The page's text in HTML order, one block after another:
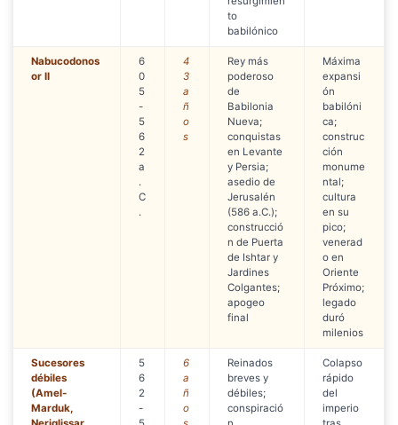
to
babilónico
Nabucodonos
or II
6
0
5
-
5
6
2
a
.
C
.
4
3
a
ñ
o
s
Rey más
poderoso
de
Babilonia
Nueva;
conquistas
en Levante
y Persia;
asedio de
Jerusalén
(586 a.C.);
construcció
n de Puerta
de Ishtar y
Jardines
Colgantes;
apogeo
final
Máxima
expansi
ón
babilóni
ca;
construc
ción
monume
ntal;
cultura
en su
pico;
venerad
o en
Oriente
Próximo;
legado
duró
milenios
Sucesores
débiles
(Amel-
Marduk,
5
6
2
-
6
a
ñ
o
Reinados
breves y
débiles;
conspiració
Colapso
rápido
del
imperio